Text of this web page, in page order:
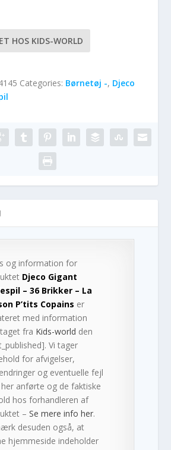
HOS KIDS-WORLD
Categories: Børnetøj -, Djeco
og information for
Djeco Gigant
– 36 Brikker – La
P’tits Copains er
med information
fra Kids-world den
Vi tager
for afvigelser,
og eventuelle fejl
anførte og de faktiske
hos forhandleren af
–Se mere info her.
desuden også, at
hjemmeside indeholder